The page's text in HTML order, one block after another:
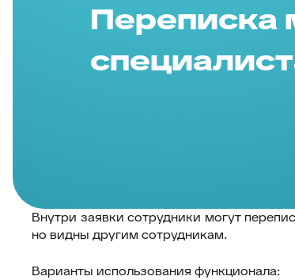
Внутри заявки сотрудники могут
но видны другим сотрудникам.
Варианты использования функционала: